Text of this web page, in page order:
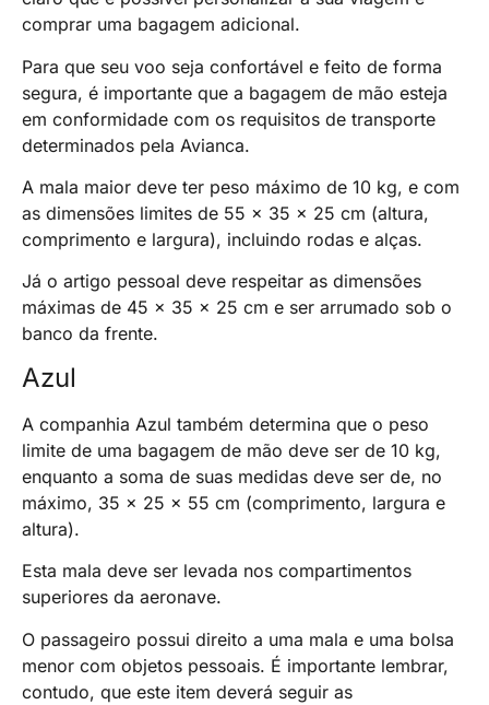
comprar uma bagagem adicional.
Para que seu voo seja confortável e feito de forma
segura, é importante que a bagagem de mão esteja
em conformidade com os requisitos de transporte
determinados pela Avianca.
A mala maior deve ter peso máximo de 10 kg, e com
as dimensões limites de 55 x 35 x 25 cm (altura,
comprimento e largura), incluindo rodas e alças.
Já o artigo pessoal deve respeitar as dimensões
máximas de 45 x 35 x 25 cm e ser arrumado sob o
banco da frente.
Azul
A companhia Azul também determina que o peso
limite de uma bagagem de mão deve ser de 10 kg,
enquanto a soma de suas medidas deve ser de, no
máximo, 35 x 25 x 55 cm (comprimento, largura e
altura).
Esta mala deve ser levada nos compartimentos
superiores da aeronave.
O passageiro possui direito a uma mala e uma bolsa
menor com objetos pessoais. É importante lembrar,
contudo, que este item deverá seguir as